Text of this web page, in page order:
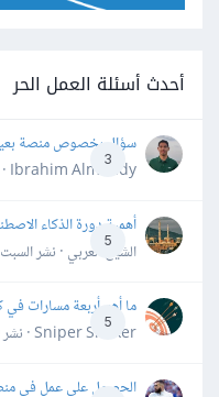
أحدث أسئلة العمل الحر
3
سؤال بخصوص منصة
Ibrahim Almahdy · نشر
5
أهمية دورة الذكاء
الشيخ العربي · نشرالسبت
5
ما أهم أربعة مسارات
Sniper Shaker · نشر
الحصول على عمل في